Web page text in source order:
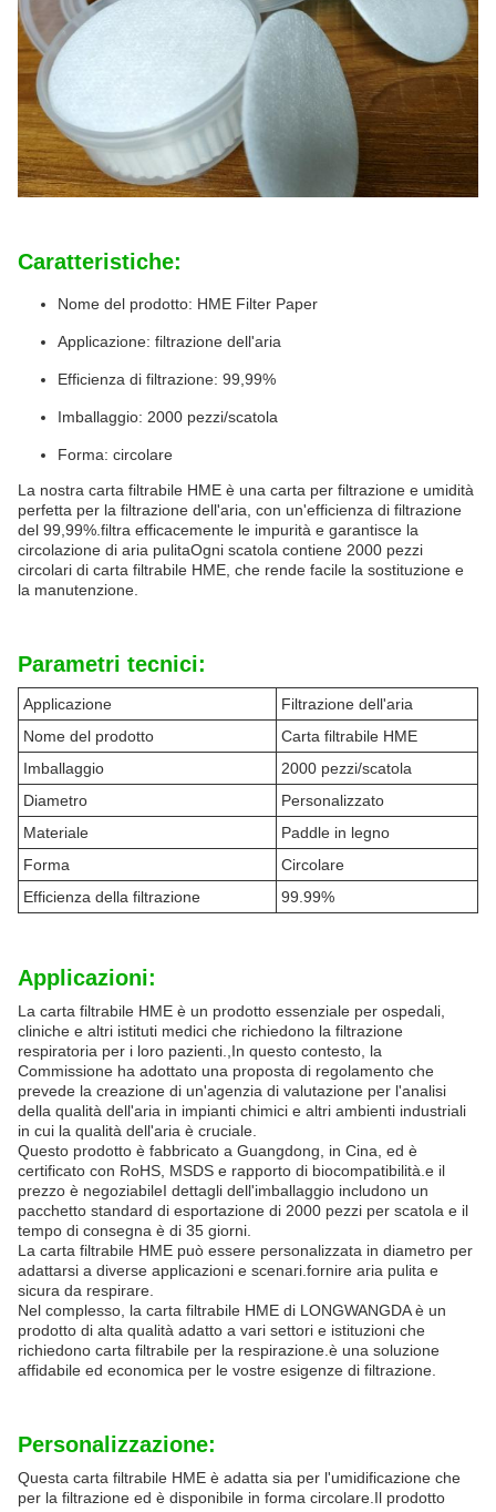
Caratteristiche:
Nome del prodotto: HME Filter Paper
Applicazione: filtrazione dell'aria
Efficienza di filtrazione: 99,99%
Imballaggio: 2000 pezzi/scatola
Forma: circolare
La nostra carta filtrabile HME è una carta per filtrazione e umidità
perfetta per la filtrazione dell'aria, con un'efficienza di filtrazione
del 99,99%.filtra efficacemente le impurità e garantisce la
circolazione di aria pulitaOgni scatola contiene 2000 pezzi
circolari di carta filtrabile HME, che rende facile la sostituzione e
la manutenzione.
Parametri tecnici:
Applicazione
Filtrazione dell'aria
Nome del prodotto
Carta filtrabile HME
Imballaggio
2000 pezzi/scatola
Diametro
Personalizzato
Materiale
Paddle in legno
Forma
Circolare
Efficienza della filtrazione
99.99%
Applicazioni:
La carta filtrabile HME è un prodotto essenziale per ospedali,
cliniche e altri istituti medici che richiedono la filtrazione
respiratoria per i loro pazienti.,In questo contesto, la
Commissione ha adottato una proposta di regolamento che
prevede la creazione di un'agenzia di valutazione per l'analisi
della qualità dell'aria in impianti chimici e altri ambienti industriali
in cui la qualità dell'aria è cruciale.
Questo prodotto è fabbricato a Guangdong, in Cina, ed è
certificato con RoHS, MSDS e rapporto di biocompatibilità.e il
prezzo è negoziabileI dettagli dell'imballaggio includono un
pacchetto standard di esportazione di 2000 pezzi per scatola e il
tempo di consegna è di 35 giorni.
La carta filtrabile HME può essere personalizzata in diametro per
adattarsi a diverse applicazioni e scenari.fornire aria pulita e
sicura da respirare.
Nel complesso, la carta filtrabile HME di LONGWANGDA è un
prodotto di alta qualità adatto a vari settori e istituzioni che
richiedono carta filtrabile per la respirazione.è una soluzione
affidabile ed economica per le vostre esigenze di filtrazione.
Personalizzazione:
Questa carta filtrabile HME è adatta sia per l'umidificazione che
per la filtrazione ed è disponibile in forma circolare.Il prodotto